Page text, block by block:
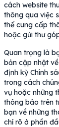
cách website
thông qua việc
thể cung cấp
hoặc gửi thư
Quan trọng là
bản cập nhật
định kỳ Chính
trong cách
vụ hoặc những
thông báo trên
bạn về những
chỉ rõ ở phần